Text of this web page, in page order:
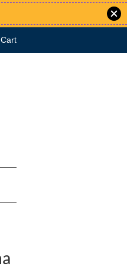
Cart